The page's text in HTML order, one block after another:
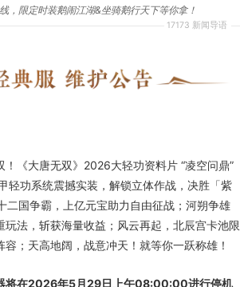
17173 新闻导语
，限定时装鹅闹江湖&坐骑鹅行天下等你拿！
《大唐无双》2026大轻功资料片 “凌空问鼎”
轻功系统震撼实装，解锁立体作战，决胜「紫
二国争霸，上亿元宝助力自由征战；河朔争雄
玩法，斩获海量收益；风云再起，北辰宫卡池限
；天高地阔，战意冲天！就等你一跃称雄！
将在2026年5月29日上午08:00:00进行停机